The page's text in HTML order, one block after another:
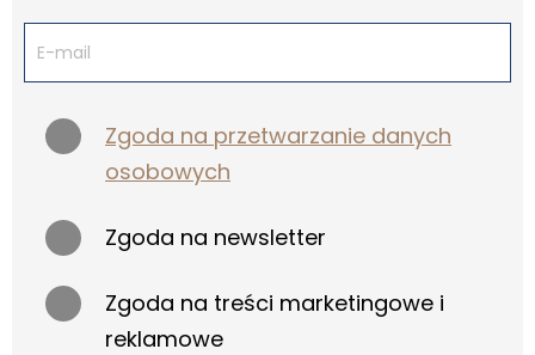
Zgoda na przetwarzanie danych
osobowych
Zgoda na newsletter
Zgoda na treści marketingowe i
reklamowe